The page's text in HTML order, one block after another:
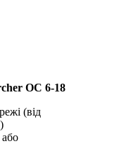
OC 6-18
(від